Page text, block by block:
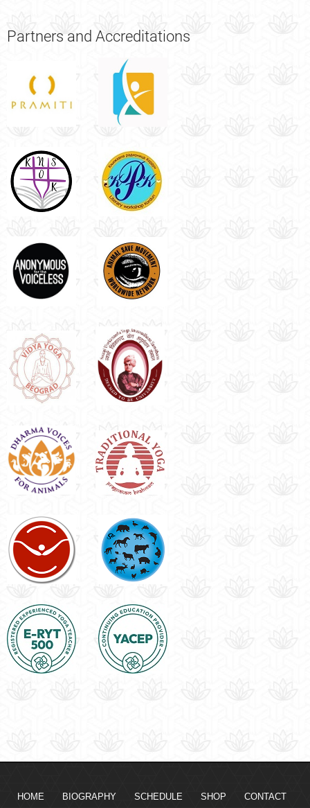
Partners and Accreditations
HOME BIOGRAPHY SCHEDULE SHOP CONTACT